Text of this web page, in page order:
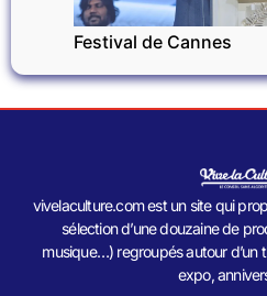
Festival de Cannes
vivelaculture.com est un site qui
sélection d’une douzaine de
musique…) regroupés autour d’un
expo,